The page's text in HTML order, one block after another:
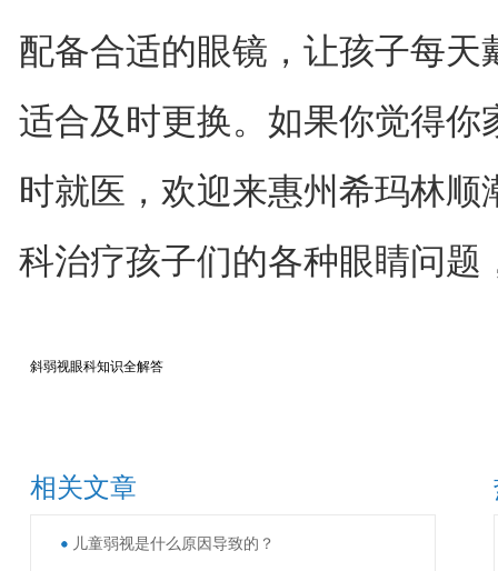
配备合适的眼镜，让孩子每
适合及时更换。如果你觉得
时就医，欢迎来惠州希玛林
科治疗孩子们的各种眼睛问题
斜弱视眼科知识全解答
相关文章
儿童弱视是什么原因导致的？